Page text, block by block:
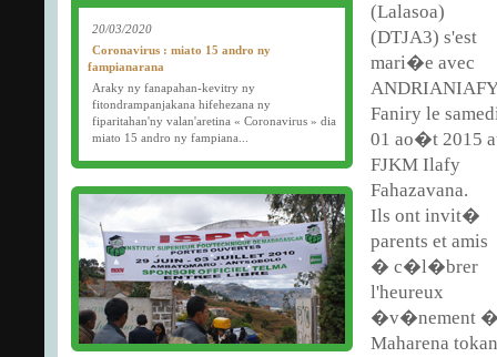
20/03/2020
Coronavirus : miato 15 andro ny
fampianarana
Araky ny fanapahan-kevitry ny
fitondrampanjakana hifehezana ny
fiparitahan'ny valan'aretina « Coronavirus » dia
miato 15 andro ny fampiana...
D�but des examens semestriels (1�re, 2e et 3e
ann�e) : jeudi 26 mars 2020.
Bonne f�te de P�ques tout le monde !
(Lalasoa)
(DTJA3) s'est
mari�e avec
ANDRIANIAFY
Faniry le
01 ao�t 2015
FJKM Ilafy
Fahazavana.
Ils ont invit�
parents et amis
� c�l�brer
l'heureux
�v�nement �
Maharena